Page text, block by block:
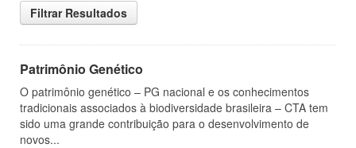
Filtrar Resultados
Patrimônio Genético
O patrimônio genético – PG nacional e os conhecimentos
tradicionais associados à biodiversidade brasileira – CTA tem
sido uma grande contribuição para o desenvolvimento de
novos...